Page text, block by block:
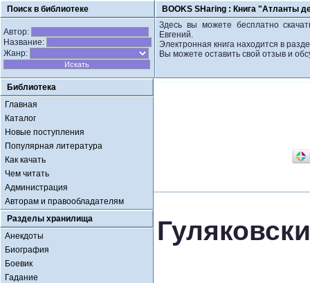
Поиск в библиотеке BOOKS SHaring : Книга "Атланты
Автор:
Название:
Жанр:
Здесь вы можете бесплатно
Евгений.
Электронная книга находится в
Вы можете оставить свой отзыв и
Библиотека
Главная
Каталог
Новые поступления
Популярная литература
Как качать
Чем читать
Администрация
Авторам и правообладателям
Разделы хранилища
Анекдоты
Биография
Боевик
Гадание